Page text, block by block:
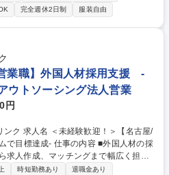
策の推進とグローバル拠点におけるセ
キュリティガイドラインの整備と整備
想定したBCP（事業継続計画）の構
車産業ガイドライン、EDR、EPP、A
見/丸の内》サ
歓迎/在宅勤務有
完全週休2日制 服装自由
業職】外国人材採用支援 -
ウトソーシング法人営業
円
名古屋/
内容 ■外国人材の採
求人作成、マッチングまで幅広く担当■
意義を感じられる仕事。 【具体的
時短勤務あり
退職金あり